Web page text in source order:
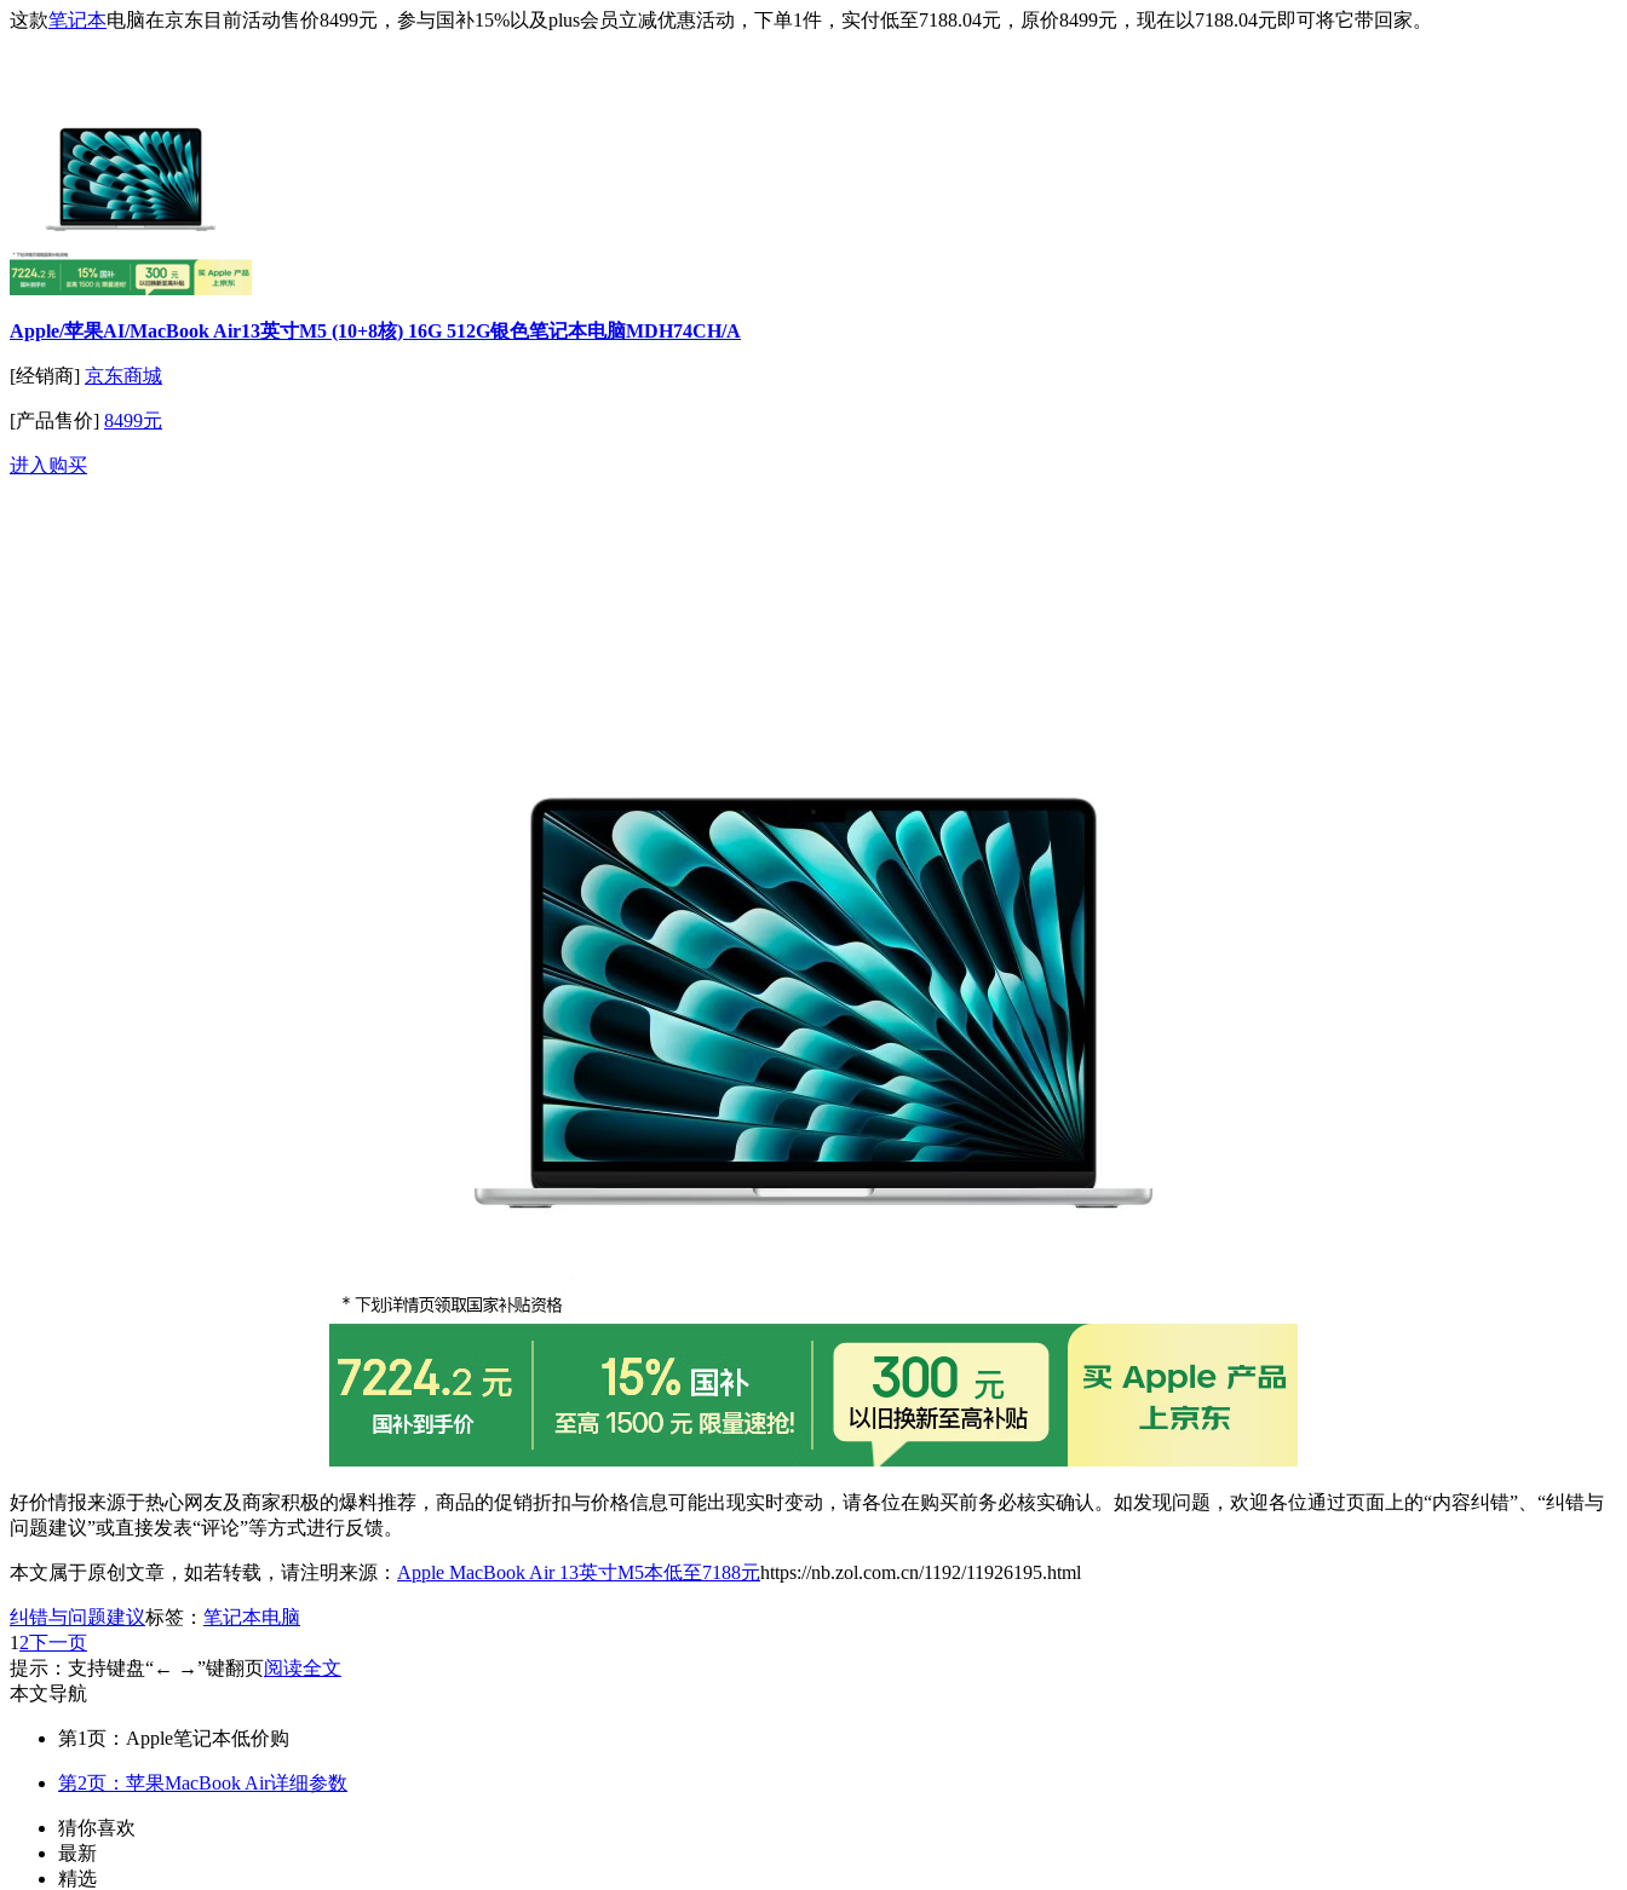
这款笔记本电脑在京东目前活动售价8499元，参与国补15%以及plus会员立减优惠活动，下单1件，实付低至7188.04元，原价8499元，现在以7188.04元即可将它带回家。
Apple/苹果AI/MacBook Air13英寸M5 (10+8核) 16G 512G银色笔记本电脑MDH74CH/A
[经销商] 京东商城
[产品售价] 8499元
进入购买
好价情报来源于热心网友及商家积极的爆料推荐，商品的促销折扣与价格信息可能出现实时变动，请各位在购买前务必核实确认。如发现问题，欢迎各位通过页面上的“内容纠错”、“纠错与
问题建议”或直接发表“评论”等方式进行反馈。
本文属于原创文章，如若转载，请注明来源： Apple MacBook Air 13英寸M5本低至7188元https://nb.zol.com.cn/1192/11926195.html
纠错与问题建议标签： 笔记本电脑
1 2下一页
提示：支持键盘“← →”键翻页阅读全文
本文导航
第1页：Apple笔记本低价购
第2页：苹果MacBook Air详细参数
猜你喜欢
最新
精选